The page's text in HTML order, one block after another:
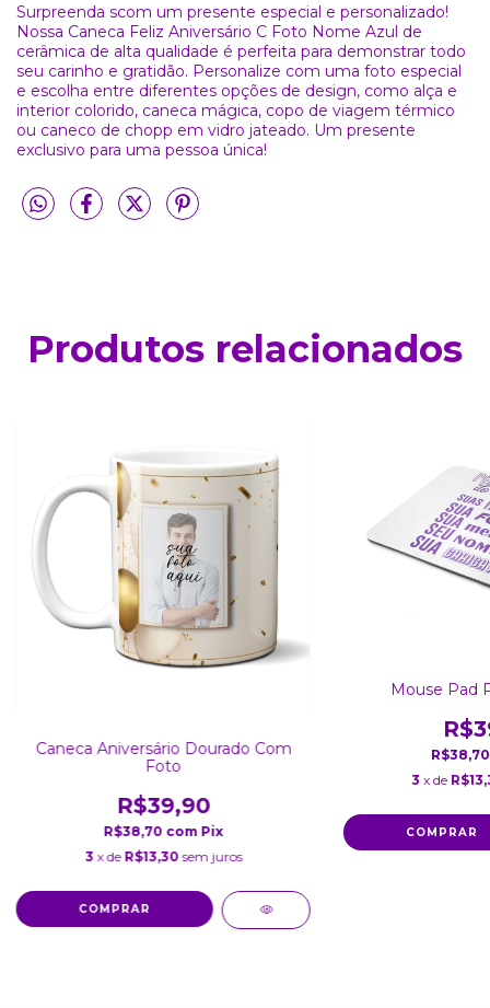
Surpreenda scom um presente especial e personalizado!
Nossa Caneca Feliz Aniversário C Foto Nome Azul de
cerâmica de alta qualidade é perfeita para demonstrar todo
seu carinho e gratidão. Personalize com uma foto especial
e escolha entre diferentes opções de design, como alça e
interior colorido, caneca mágica, copo de viagem térmico
ou caneco de chopp em vidro jateado. Um presente
exclusivo para uma pessoa única!
Produtos relacionados
Caneca Aniversário Dourado Com
Foto
R$39,90
R$38,70 com Pix
3 x de R$13,30 sem juros
COMPRAR
Mouse Pad
3 x de